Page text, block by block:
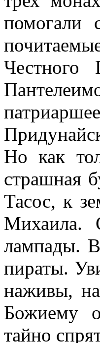
помогали
Честного
Но как
страшная
Тасос, к
Михаила.
лампады.
пираты.
наживы,
Божиему
тайно